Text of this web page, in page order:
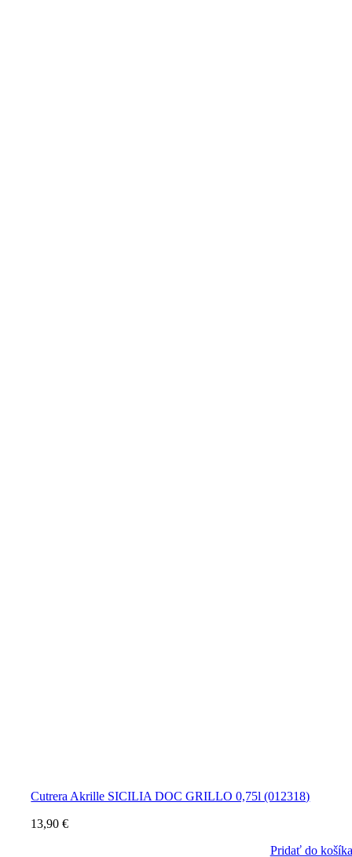
Cutrera Akrille SICILIA DOC GRILLO 0,75l (012318)
13,90€
Pridať do košíka